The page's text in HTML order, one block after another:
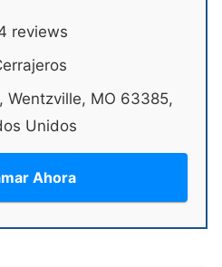
reviews
Wentzville, MO 63385,
Unidos
Ahora